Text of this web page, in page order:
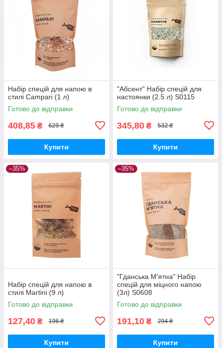
Набір спецій для напою в
стилі Campari (1 л)
Готово до відправки
408,85 ₴ 629 ₴
Купити
"Абсент" Набір спецій для
настоянки (2.5 л) S0115
Готово до відправки
345,80 ₴ 532 ₴
Купити
–35%
Набір спецій для напою в
стилі Martini (9 л)
Готово до відправки
127,40 ₴ 196 ₴
Купити
–35%
"Гданська М'ятна" Набір
спецій для міцного напою
(3л) S0608
Готово до відправки
191,10 ₴ 294 ₴
Купити